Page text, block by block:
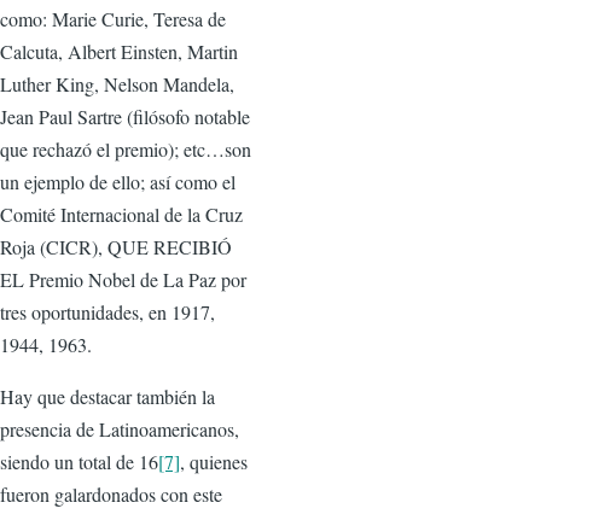
como: Marie Curie, Teresa de
Calcuta, Albert Einsten, Martin
Luther King, Nelson Mandela,
Jean Paul Sartre (filósofo notable
que rechazó el premio); etc…son
un ejemplo de ello; así como el
Comité Internacional de la Cruz
Roja (CICR), QUE RECIBIÓ
EL Premio Nobel de La Paz por
tres oportunidades, en 1917,
1944, 1963.
Hay que destacar también la
presencia de Latinoamericanos,
siendo un total de 16[7], quienes
fueron galardonados con este